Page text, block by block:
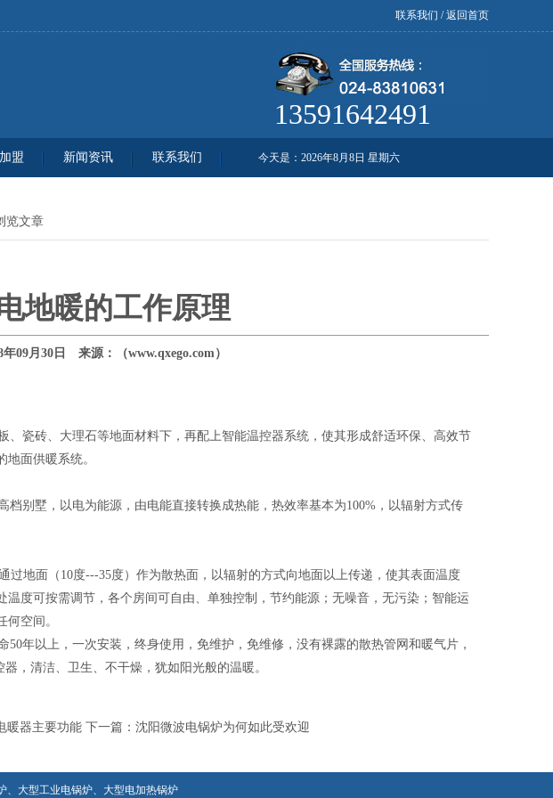
联系我们 /返回首页
13591642491
盟 新闻资讯 联系我们 今天是： 2026年8月8日 星期六
览文章
地暖的工作原理
年09月30日 来源：（www.qxego.com）
瓷砖、大理石等地面材料下，再配上智能温控器系统，使其形成舒适环保、高效节
面供暖系统。
别墅，以电为能源，由电能直接转换成热能，热效率基本为100%，以辐射方式传
地面（10度---35度）作为散热面，以辐射的方式向地面以上传递，使其表面温度
度可按需调节，各个房间可自由、单独控制，节约能源；无噪音，无污染；智能运
空间。
年以上，一次安装，终身使用，免维护，免维修，没有裸露的散热管网和暖气片，
，清洁、卫生、不干燥，犹如阳光般的温暖。
器主要功能 下一篇： 沈阳微波电锅炉为何如此受欢迎
、大型工业电锅炉、大型电加热锅炉